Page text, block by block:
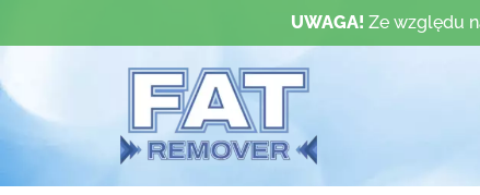
UWAGA! Ze względu